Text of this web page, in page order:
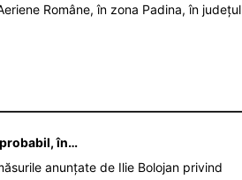
Române, în zona Padina, în județul
în…
anunțate de Ilie Bolojan privind